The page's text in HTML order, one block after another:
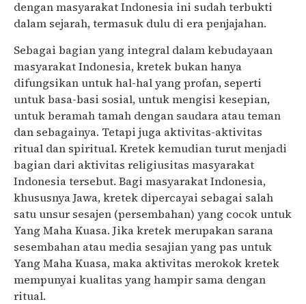
dengan masyarakat Indonesia ini sudah terbukti
dalam sejarah, termasuk dulu di era penjajahan.
Sebagai bagian yang integral dalam kebudayaan
masyarakat Indonesia, kretek bukan hanya
difungsikan untuk hal-hal yang profan, seperti
untuk basa-basi sosial, untuk mengisi kesepian,
untuk beramah tamah dengan saudara atau teman
dan sebagainya. Tetapi juga aktivitas-aktivitas
ritual dan spiritual. Kretek kemudian turut menjadi
bagian dari aktivitas religiusitas masyarakat
Indonesia tersebut. Bagi masyarakat Indonesia,
khususnya Jawa, kretek dipercayai sebagai salah
satu unsur sesajen (persembahan) yang cocok untuk
Yang Maha Kuasa. Jika kretek merupakan sarana
sesembahan atau media sesajian yang pas untuk
Yang Maha Kuasa, maka aktivitas merokok kretek
mempunyai kualitas yang hampir sama dengan
ritual.